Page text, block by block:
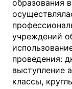
образования
учреждений
проведения:
выступление
классы,